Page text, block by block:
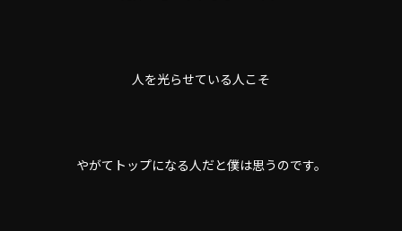
人を光らせている人こそ
やがてトップになる人だと僕は思うのです。